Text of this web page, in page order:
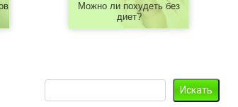
Можно ли похудеть без
диет?